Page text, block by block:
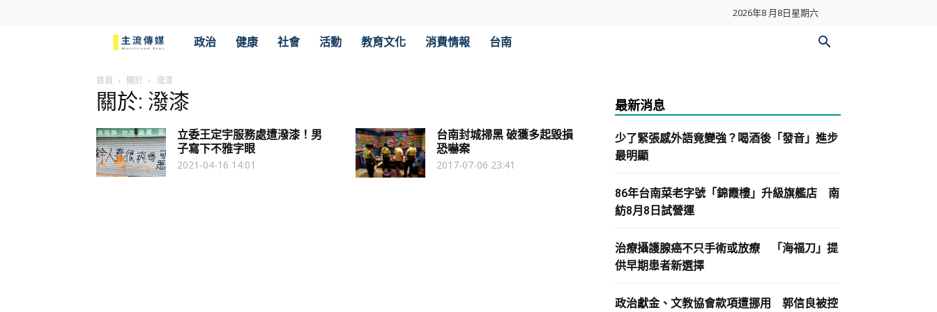
2026年8 月8日星期六
傳
媒
政治 健康 社會 活動 教育文化 消費情報 台南
首頁 關於 潑漆
關於: 潑漆
立委王定宇服務處遭潑漆！男
子寫下不雅字眼
2021-04-16 14:01
台南封城掃黑 破獲多起毀損
恐嚇案
2017-07-06 23:41
最新消息
少了緊張感外語竟變強？喝酒後「發音」進步
最明顯
86年台南菜老字號「錦霞樓」升級旗艦店 南
紡8月8日試營運
治療攝護腺癌不只手術或放療 「海福刀」提
供早期患者新選擇
政治獻金、文教協會款項遭挪用 郭信良被控